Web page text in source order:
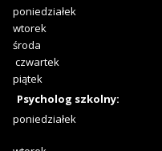
poniedziałek
wtorek
środa
czwartek
piątek
Psycholog szkolny: